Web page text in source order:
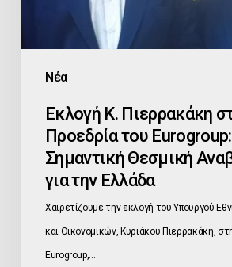
Νέα
Σημαντική
Ελλάδα
Εκλογή Κ. Πιερρακάκη
Προεδρία του Eurogroup:
Σημαντική Θεσμική
για την Ελλάδα
Χαιρετίζουμε την εκλογή του Υπουργού
και Οικονομικών, Κυριάκου Πιερρακάκη,
Eurogroup,…